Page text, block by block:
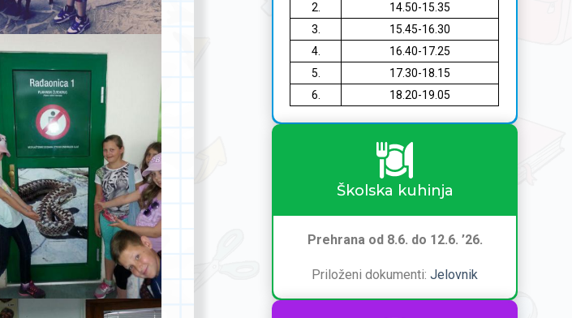
2.
14.50-15.35
3.
15.45-16.30
4.
16.40-17.25
5.
17.30-18.15
6.
18.20-19.05
Školska kuhinja
Prehrana od 8.6. do 12.6. ’26.
Priloženi dokumenti:Jelovnik